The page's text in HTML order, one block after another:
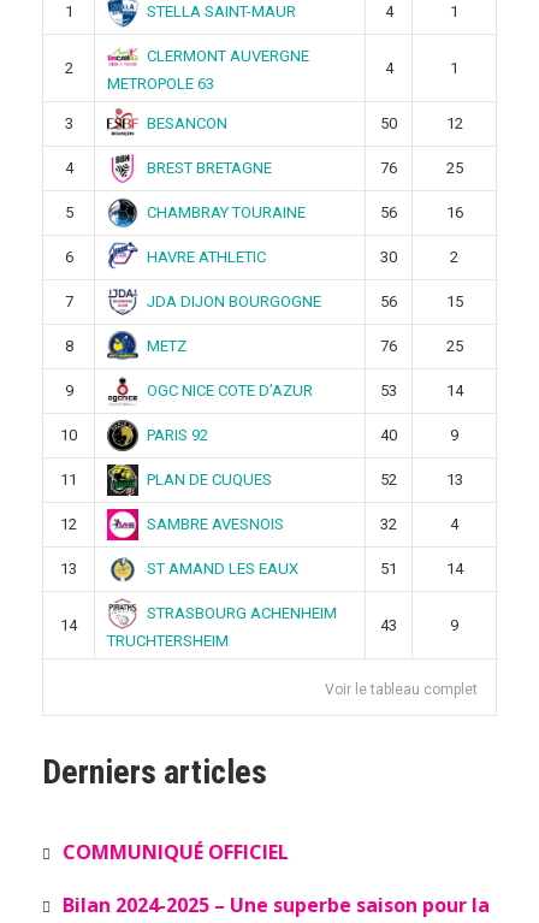
1 STELLA SAINT-MAUR 4 1
2
CLERMONT AUVERGNE
METROPOLE 63
4 1
3 BESANCON 50 12
4 BREST BRETAGNE 76 25
5 CHAMBRAY TOURAINE 56 16
6 HAVRE ATHLETIC 30 2
7 JDA DIJON BOURGOGNE 56 15
8 METZ 76 25
9 OGC NICE COTE D’AZUR 53 14
10 PARIS 92 40 9
11 PLAN DE CUQUES 52 13
12 SAMBRE AVESNOIS 32 4
13 ST AMAND LES EAUX 51 14
14
STRASBOURG ACHENHEIM
TRUCHTERSHEIM
43 9
Voir le tableau complet
Derniers articles
COMMUNIQUÉ OFFICIEL
Bilan 2024-2025 – Une superbe saison pour la